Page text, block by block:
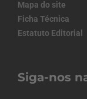
Mapa do site
Ficha Técnica
Estatuto Editorial
Siga-nos